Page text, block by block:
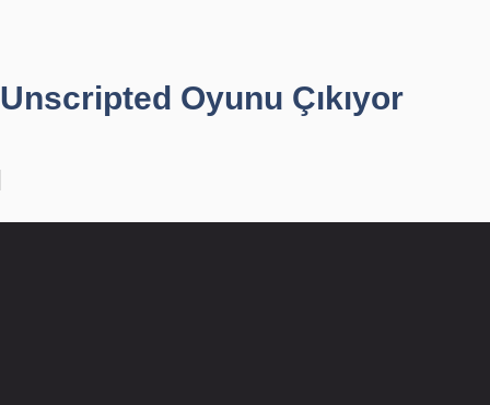
Unscripted Oyunu Çıkıyor